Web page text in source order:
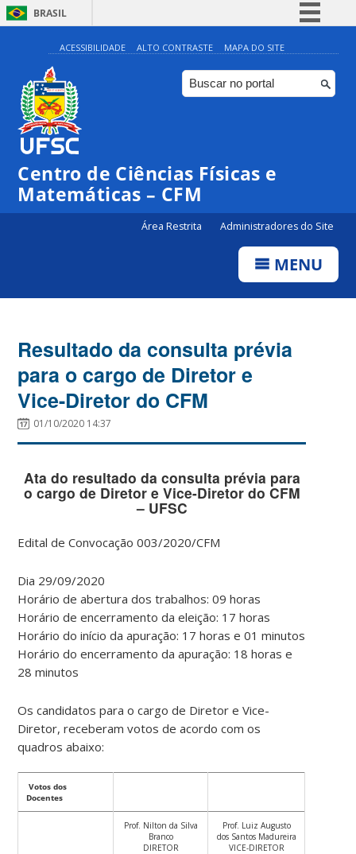
BRASIL
Simplifique!
Comunica BR
Participe
Canais
ACESSIBILIDADE ALTO CONTRASTE MAPA DO SITE
Centro de Ciências Físicas e
Matemáticas – CFM
Área Restrita Administradores do Site
MENU
Resultado da consulta prévia
para o cargo de Diretor e
Vice-Diretor do CFM
01/10/2020 14:37
Ata do resultado da consulta prévia para
o cargo de Diretor e Vice-Diretor do CFM
– UFSC
Edital de Convocação 003/2020/CFM
Dia 29/09/2020
Horário de abertura dos trabalhos: 09 horas
Horário de encerramento da eleição: 17 horas
Horário do início da apuração: 17 horas e 01 minutos
Horário do encerramento da apuração: 18 horas e
28 minutos
Os candidatos para o cargo de Diretor e Vice-
Diretor, receberam votos de acordo com os
quadros abaixo:
Votos dos
Docentes
Prof. Nilton da Silva
Branco
DIRETOR
Prof. Luiz Augusto
dos Santos Madureira
VICE-DIRETOR